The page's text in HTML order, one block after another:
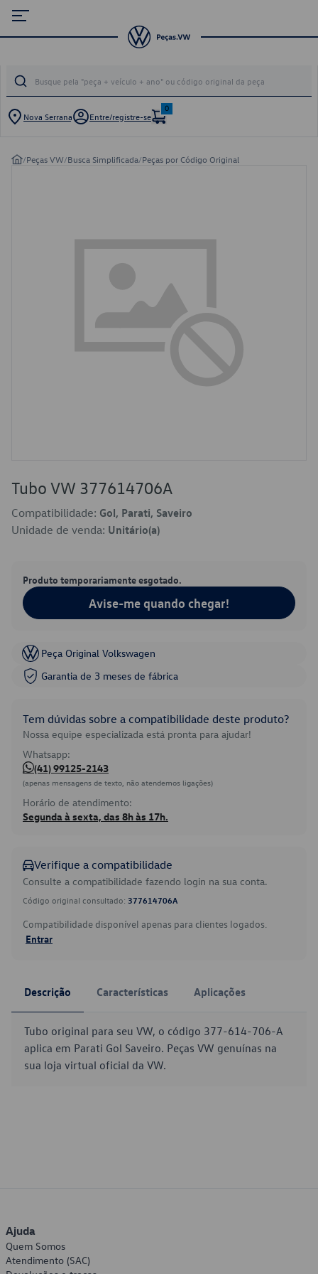
Nova Serrana Entre/registre-se
0
/Peças VW/Busca Simplificada/Peças por Código Original
Tubo VW 377614706A
Compatibilidade: Gol, Parati, Saveiro
Unidade de venda: Unitário(a)
Produto temporariamente esgotado.
Avise-me quando chegar!
Peça Original Volkswagen
Garantia de 3 meses de fábrica
Tem dúvidas sobre a compatibilidade deste produto?
Nossa equipe especializada está pronta para ajudar!
Whatsapp:
(41) 99125-2143
(apenas mensagens de texto, não atendemos ligações)
Horário de atendimento:
Segunda à sexta, das 8h às 17h.
Verifique a compatibilidade
Consulte a compatibilidade fazendo login na sua conta.
Código original consultado: 377614706A
Compatibilidade disponível apenas para clientes logados.
Entrar
Descrição Características Aplicações
Tubo original para seu VW, o código 377-614-706-A
aplica em Parati Gol Saveiro. Peças VW genuínas na
sua loja virtual oficial da VW.
Ajuda
Quem Somos
Atendimento (SAC)